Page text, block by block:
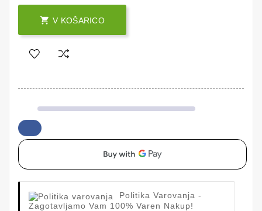
 V KOŠARICO
Politika Varovanja -
Zagotavljamo Vam 100% Varen Nakup!